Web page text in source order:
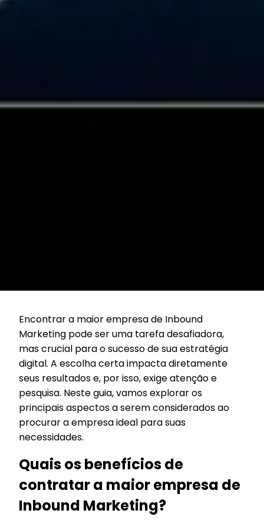
Encontrar a maior empresa de Inbound
Marketing pode ser uma tarefa desafiadora,
mas crucial para o sucesso de sua estratégia
digital. A escolha certa impacta diretamente
seus resultados e, por isso, exige atenção e
pesquisa. Neste guia, vamos explorar os
principais aspectos a serem considerados ao
procurar a empresa ideal para suas
necessidades.
Quais os benefícios de
contratar a maior empresa de
Inbound Marketing?